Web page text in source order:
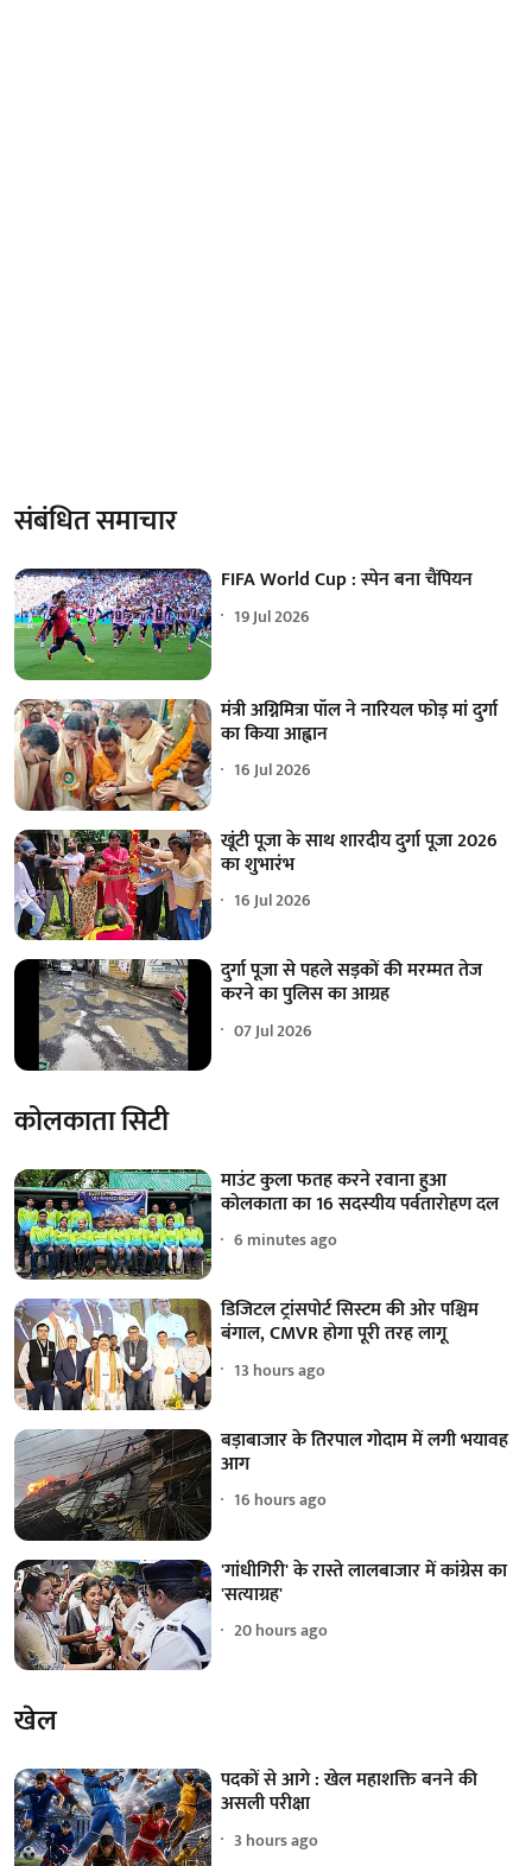
संबंधित समाचार
FIFA World Cup : स्पेन बना चैंपियन
19 Jul 2026
मंत्री अग्निमित्रा पॉल ने नारियल फोड़ मां दुर्गा
का किया आह्वान
16 Jul 2026
खूंटी पूजा के साथ शारदीय दुर्गा पूजा 2026
का शुभारंभ
16 Jul 2026
दुर्गा पूजा से पहले सड़कों की मरम्मत तेज
करने का पुलिस का आग्रह
07 Jul 2026
कोलकाता सिटी
माउंट कुला फतह करने रवाना हुआ
कोलकाता का 16 सदस्यीय पर्वतारोहण दल
6 minutes ago
डिजिटल ट्रांसपोर्ट सिस्टम की ओर पश्चिम
बंगाल, CMVR होगा पूरी तरह लागू
13 hours ago
बड़ाबाजार के तिरपाल गोदाम में लगी भयावह
आग
16 hours ago
'गांधीगिरी' के रास्ते लालबाजार में कांग्रेस का
'सत्याग्रह'
20 hours ago
खेल
पदकों से आगे : खेल महाशक्ति बनने की
असली परीक्षा
3 hours ago